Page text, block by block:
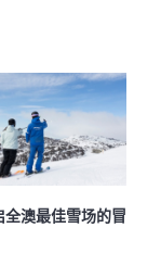
澳最佳雪场的冒